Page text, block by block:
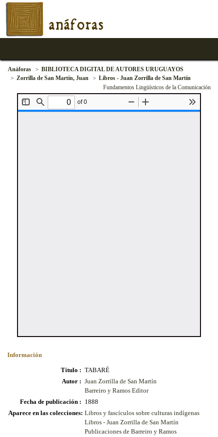
anáforas
Anáforas
BIBLIOTECA DIGITAL DE AUTORES URUGUAYOS
Zorrilla de San Martín, Juan
Libros - Juan Zorrilla de San Martín
Fundamentos Lingüísticos de la Comunicación
Información
Título : TABARÉ
Autor : Juan Zorrilla de San Martín
Barreiro y Ramos Editor
Fecha de publicación : 1888
Aparece en las colecciones: Libros y fascículos sobre culturas indígenas
Libros - Juan Zorrilla de San Martín
Publicaciones de Barreiro y Ramos